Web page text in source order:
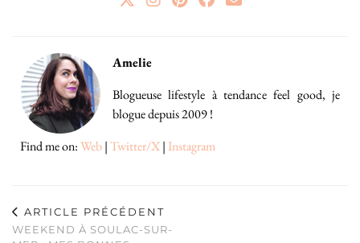
Amelie
Blogueuse lifestyle à tendance feel good, je
blogue depuis 2009 !
Find me on:Web|Twitter/X| Instagram
ARTICLE PRÉCÉDENT
WEEKEND À SOULAC-SUR-